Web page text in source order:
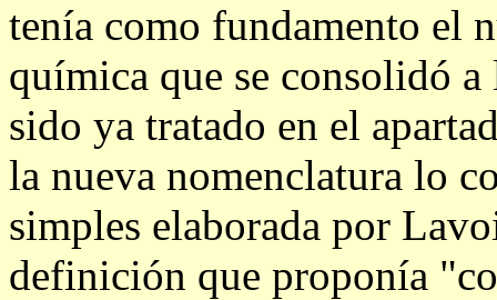
tenía como fundamento el
química que se consolidó
sido ya tratado en el
la nueva nomenclatura lo
simples elaborada por
definición que proponía